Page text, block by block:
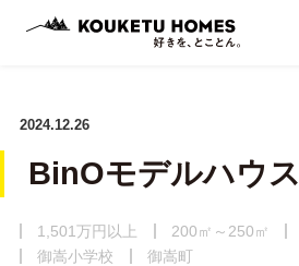
2024.12.26
BinOモデルハウ
1,501万円以上 200㎡～250㎡
御嵩小学校
御嵩町